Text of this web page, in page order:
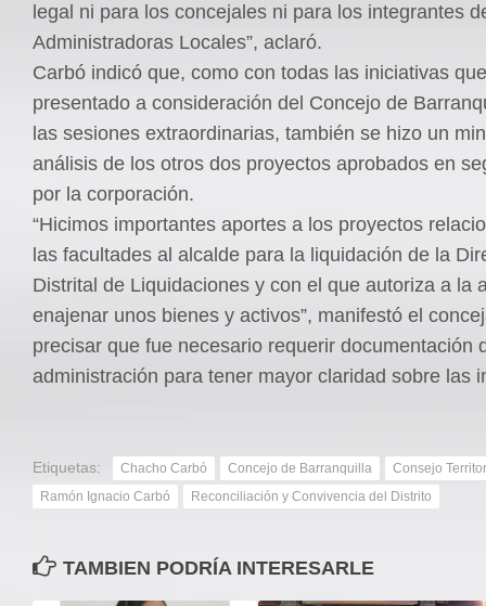
legal ni para los concejales ni para los integrantes
Administradoras Locales”, aclaró.
Carbó indicó que, como con todas las iniciativas
presentado a consideración del Concejo de
las sesiones extraordinarias, también se hizo un
análisis de los otros dos proyectos aprobados en
por la corporación.
“Hicimos importantes aportes a los proyectos
las facultades al alcalde para la liquidación de la
Distrital de Liquidaciones y con el que autoriza a la
enajenar unos bienes y activos”, manifestó el
precisar que fue necesario requerir documentación
administración para tener mayor claridad sobre las
Etiquetas: Chacho Carbó Concejo de Barranquilla
Consejo
Ramón Ignacio Carbó
Reconciliación y Convivencia del Distrito
TAMBIEN PODRÍA INTERESARLE